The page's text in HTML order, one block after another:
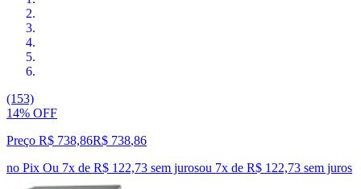
(153)
14% OFF
Preço R$ 738,86R$ 738,86
no Pix Ou 7x de R$ 122,73 sem jurosou 7x de R$ 122,73 sem juros